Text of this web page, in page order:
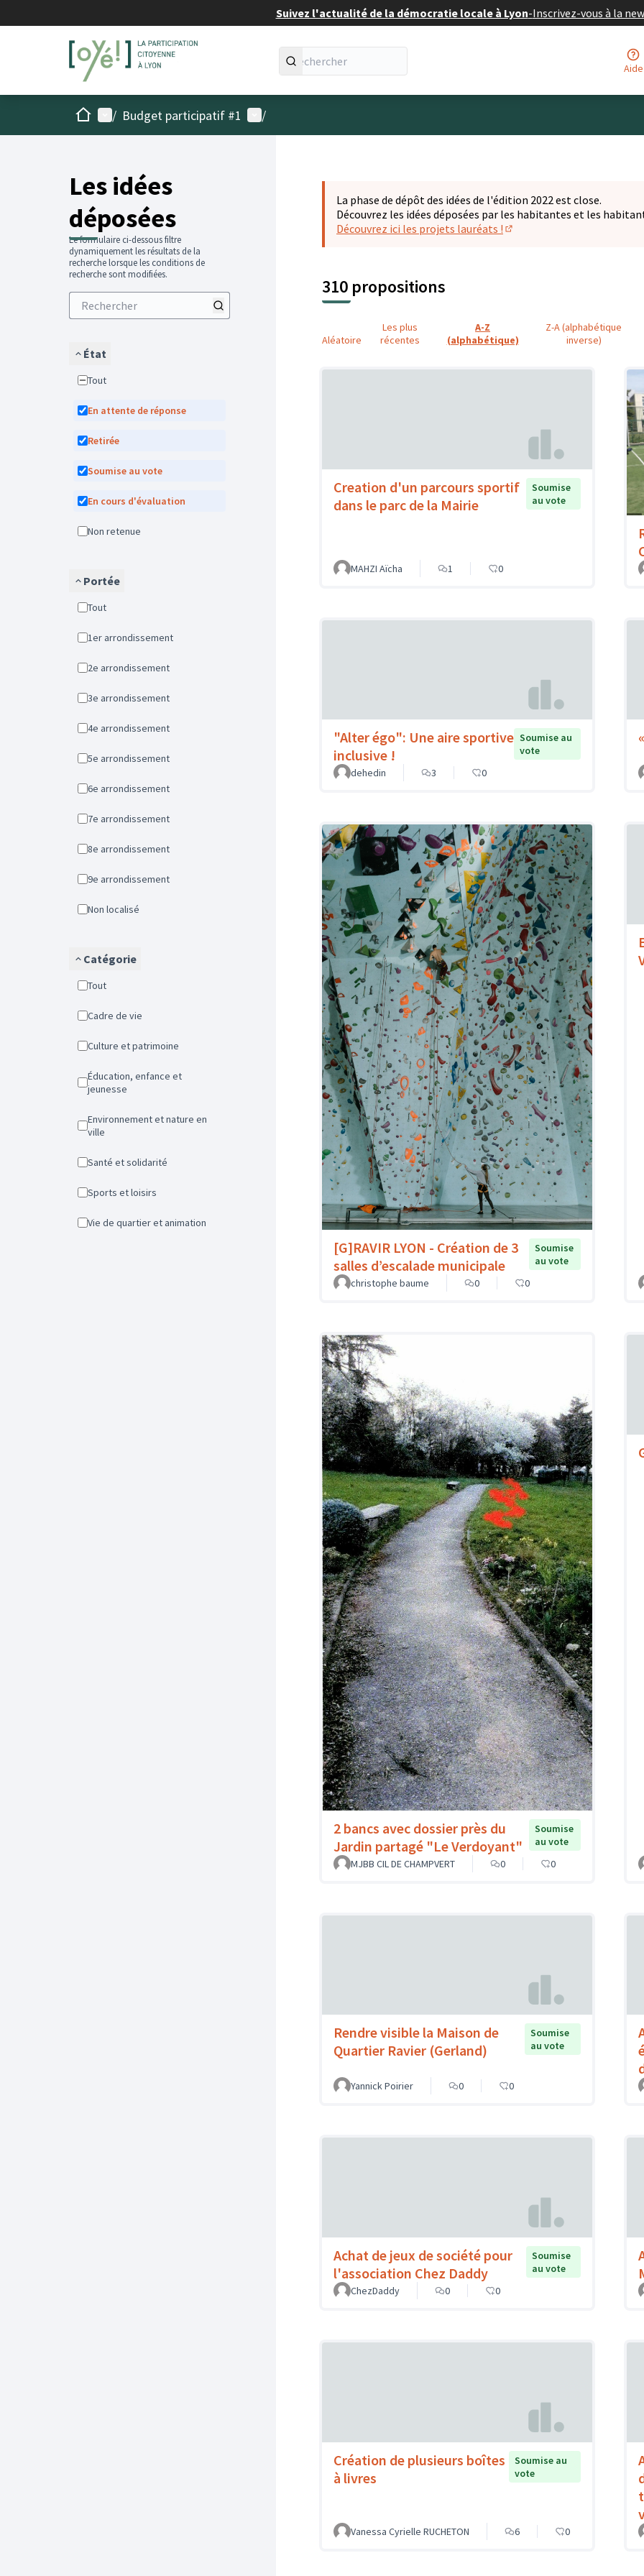
Suivez l'actualité de la démocratie locale à Lyon-Inscrivez-vous à la
Aide
AccueilMenu principal
/ Budget participatif #1 Menu utilisateur
/
Les idées
déposées
Le formulaire ci-dessous filtre
dynamiquement les résultats de la
recherche lorsque les conditions de
recherche sont modifiées.
État
Tout
En attente de réponse
Retirée
Soumise au vote
En cours d'évaluation
Non retenue
Portée
Tout
1er arrondissement
2e arrondissement
3e arrondissement
4e arrondissement
5e arrondissement
6e arrondissement
7e arrondissement
8e arrondissement
9e arrondissement
Non localisé
Catégorie
Tout
Cadre de vie
Culture et patrimoine
Éducation, enfance et
jeunesse
Environnement et nature en
ville
Santé et solidarité
Sports et loisirs
Vie de quartier et animation
La phase de dépôt des idées de l'édition 2022 est close.
Découvrez les idées déposées par les habitantes et les
Découvrez ici les projets lauréats !
310 propositions
Aléatoire
Les plus
récentes
A-Z
(alphabétique)
Z-A (alphabétique
inverse)
Creation d'un parcours sportif
dans le parc de la Mairie
Soumise
au vote
MAHZI Aïcha 1 0
"Alter égo": Une aire sportive
inclusive !
Soumise au
vote
dehedin
3 0
[G]RAVIR LYON - Création de 3
salles d’escalade municipale
Soumise
au vote
christophe baume
0 0
2 bancs avec dossier près du
Jardin partagé "Le Verdoyant"
Soumise
au vote
MJBB CIL DE CHAMPVERT
0 0
Rendre visible la Maison de
Quartier Ravier (Gerland)
Soumise
au vote
Yannick Poirier 0 0
Achat de jeux de société pour
l'association Chez Daddy
Soumise
au vote
ChezDaddy
0 0
Création de plusieurs boîtes
à livres
Soumise au
vote
Vanessa Cyrielle RUCHETON 6 0